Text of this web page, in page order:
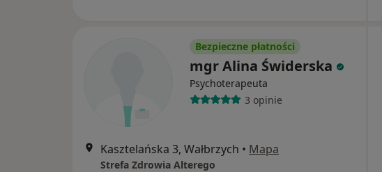
Bezpieczne płatności
mgr Alina Świderska
Psychoterapeuta
3 opinie
Kasztelańska 3, Wałbrzych • Mapa
Strefa Zdrowia Alterego